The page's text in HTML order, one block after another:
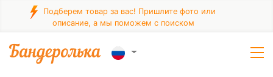
Подберем товар за вас! Пришлите фото или
описание, а мы поможем с поиском